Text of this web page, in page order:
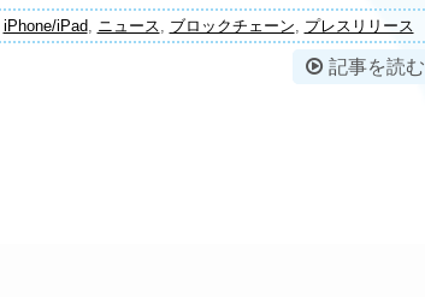
iPhone/iPad, ニュース, ブロックチェーン, プレスリリース
記事を読む